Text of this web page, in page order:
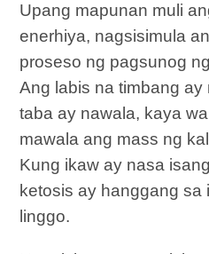
Upang mapunan muli
enerhiya, nagsisimula
proseso ng pagsunog
Ang labis na timbang
taba ay nawala, kaya
mawala ang mass ng
Kung ikaw ay nasa
ketosis ay hanggang sa
linggo.